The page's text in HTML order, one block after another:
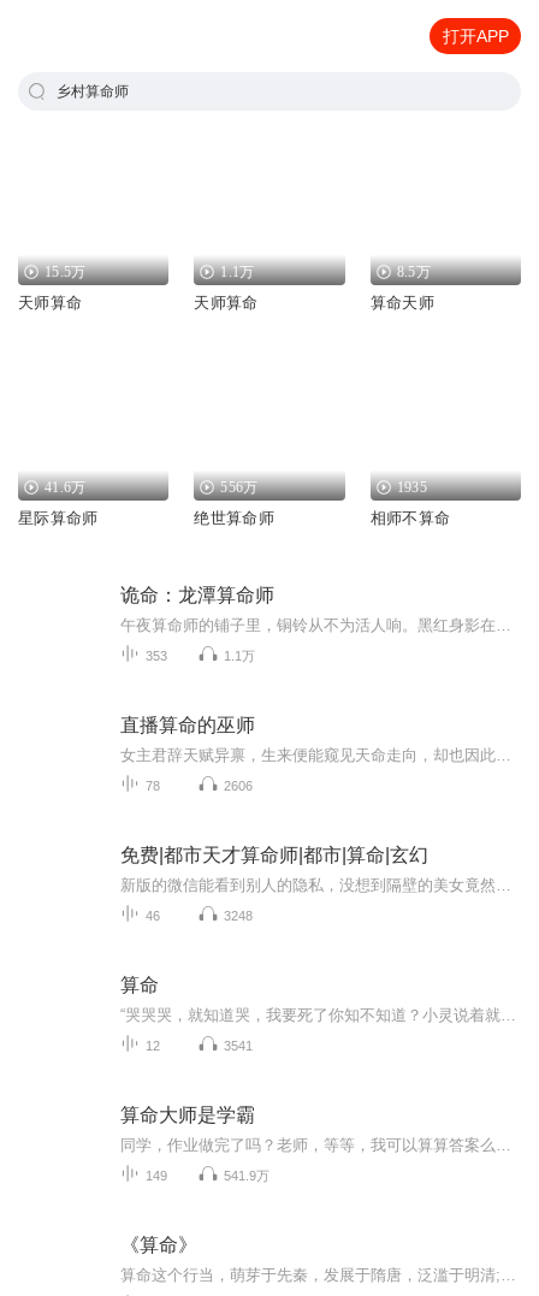
打开APP
乡村算命师
15.5万
天师算命
1.1万
天师算命
8.5万
算命天师
41.6万
星际算命师
556万
绝世算命师
1935
相师不算命
诡命：龙潭算命师
353 1.1万
直播算命的巫师
78 2606
免费|都市天才算命师|都市|算命|玄幻
46 3248
算命
12 3541
算命大师是学霸
149 541.9万
《算命》